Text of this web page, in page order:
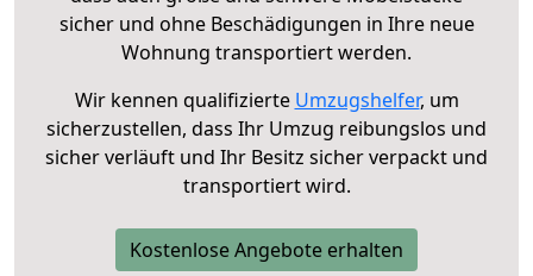
sicher und ohne Beschädigungen in Ihre neue
Wohnung transportiert werden.
Wir kennen qualifizierte Umzugshelfer, um
sicherzustellen, dass Ihr Umzug reibungslos und
sicher verläuft und Ihr Besitz sicher verpackt und
transportiert wird.
Kostenlose Angebote erhalten